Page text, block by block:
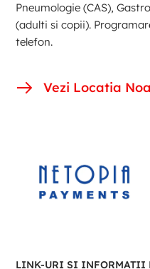
Pneumologie (CAS),
(adulti si copii).
telefon.
Vezi Locatia
LINK-URI SI INFORMATII